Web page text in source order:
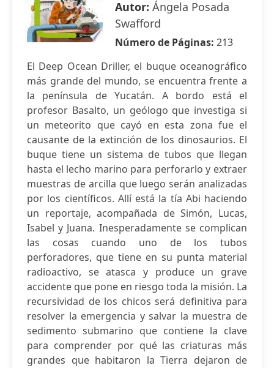
Autor: Ángela Posada
Swafford
Número de Páginas: 213
El Deep Ocean Driller, el buque oceanográfico
más grande del mundo, se encuentra frente a
la península de Yucatán. A bordo está el
profesor Basalto, un geólogo que investiga si
un meteorito que cayó en esta zona fue el
causante de la extinción de los dinosaurios. El
buque tiene un sistema de tubos que llegan
hasta el lecho marino para perforarlo y extraer
muestras de arcilla que luego serán analizadas
por los científicos. Allí está la tía Abi haciendo
un reportaje, acompañada de Simón, Lucas,
Isabel y Juana. Inesperadamente se complican
las cosas cuando uno de los tubos
perforadores, que tiene en su punta material
radioactivo, se atasca y produce un grave
accidente que pone en riesgo toda la misión. La
recursividad de los chicos será definitiva para
resolver la emergencia y salvar la muestra de
sedimento submarino que contiene la clave
para comprender por qué las criaturas más
grandes que habitaron la Tierra dejaron de